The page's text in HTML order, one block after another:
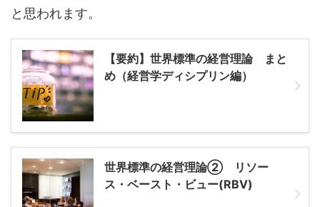
と思われます。
【要約】世界標準の経営理論 まと
め（経営学ディシプリン編）
世界標準の経営理論② リソー
ス・ベースト・ビュー(RBV)